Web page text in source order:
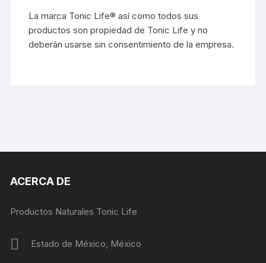
La marca Tonic Life® así como todos sus
productos son propiedad de Tonic Life y no
deberán usarse sin consentimiento de la empresa.
ACERCA DE
Productos Naturales Tonic Life
Estado de México, México